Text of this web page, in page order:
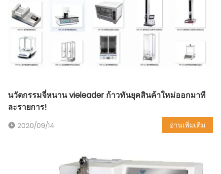
นวัตกรรมจี่หนาน vieleader ก้าวทันยุคสินค้าใหม่ออกมาที
ละรายการ!
2020/09/14 อ่านเพิ่มเติม